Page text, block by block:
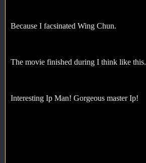
Because I facsinated Wing Chun.
The movie finished during I think like this.
Interesting Ip Man! Gorgeous master Ip!